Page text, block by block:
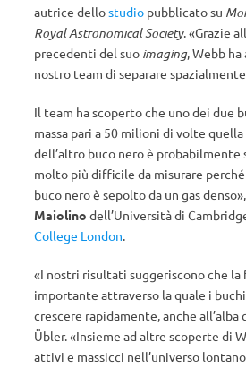
autrice dellostudio pubblicato su
Royal Astronomical Society. «Grazie
precedenti del suo imaging, Webb ha
nostro team di separare
Il team ha scoperto che uno dei due
massa pari a 50 milioni di volte quella
dell’altro buco nero è probabilmente
molto più difficile da misurare
buco nero è sepolto da un gas
Maiolino dell’Università di
College London.
«I nostri risultati suggeriscono che la
importante attraverso la quale i
crescere rapidamente, anche all’alba
Übler. «Insieme ad altre scoperte di
attivi e massicci nell’universo